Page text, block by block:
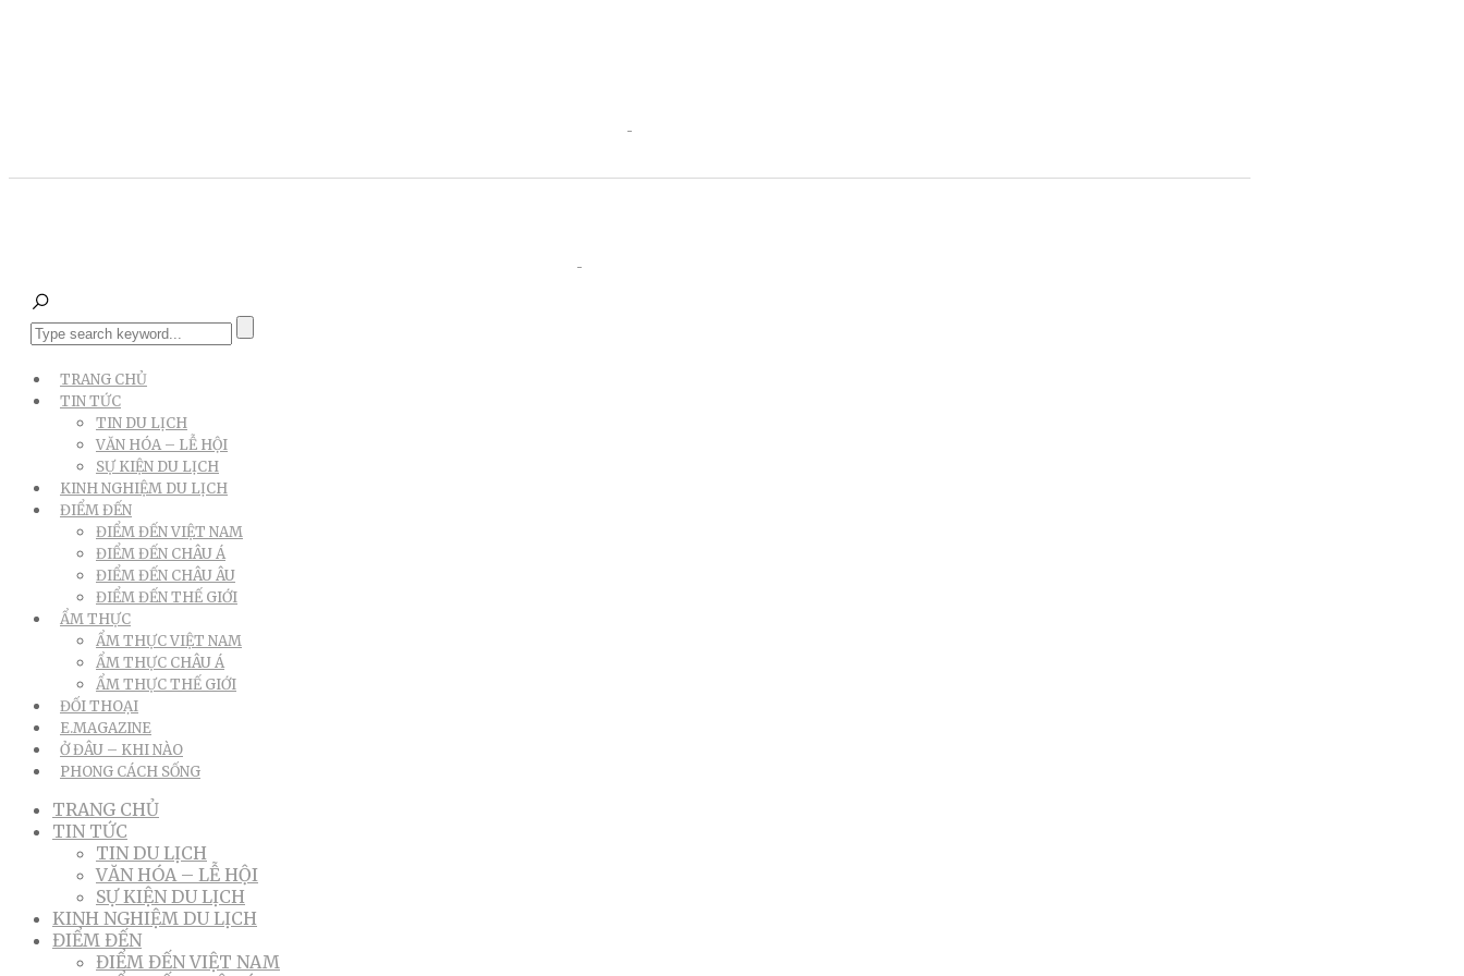
TRANG CHỦ
TIN TỨC
TIN DU LỊCH
VĂN HÓA – LỄ HỘI
SỰ KIỆN DU LỊCH
KINH NGHIỆM DU LỊCH
ĐIỂM ĐẾN
ĐIỂM ĐẾN VIỆT NAM
ĐIỂM ĐẾN CHÂU Á
ĐIỂM ĐẾN CHÂU ÂU
ĐIỂM ĐẾN THẾ GIỚI
ẨM THỰC
ẨM THỰC VIỆT NAM
ẨM THỰC CHÂU Á
ẨM THỰC THẾ GIỚI
ĐỐI THOẠI
E.MAGAZINE
Ở ĐÂU – KHI NÀO
PHONG CÁCH SỐNG
TRANG CHỦ
TIN TỨC
TIN DU LỊCH
VĂN HÓA – LỄ HỘI
SỰ KIỆN DU LỊCH
KINH NGHIỆM DU LỊCH
ĐIỂM ĐẾN
ĐIỂM ĐẾN VIỆT NAM